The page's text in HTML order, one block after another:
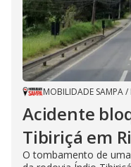
MOBILIDADE SAMPA/
Acidente
Tibiriçá em
O tombamento de